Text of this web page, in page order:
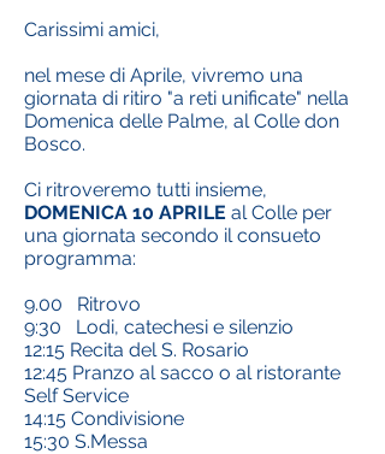
Carissimi amici,
nel mese di Aprile, vivremo una
giornata di ritiro "a reti unificate" nella
Domenica delle Palme, al Colle don
Bosco.
Ci ritroveremo tutti insieme,
DOMENICA 10 APRILE al Colle per
una giornata secondo il consueto
programma:
9.00 Ritrovo
9:30 Lodi, catechesi e silenzio
12:15 Recita del S. Rosario
12:45 Pranzo al sacco o al ristorante
Self Service
14:15 Condivisione
15:30 S.Messa